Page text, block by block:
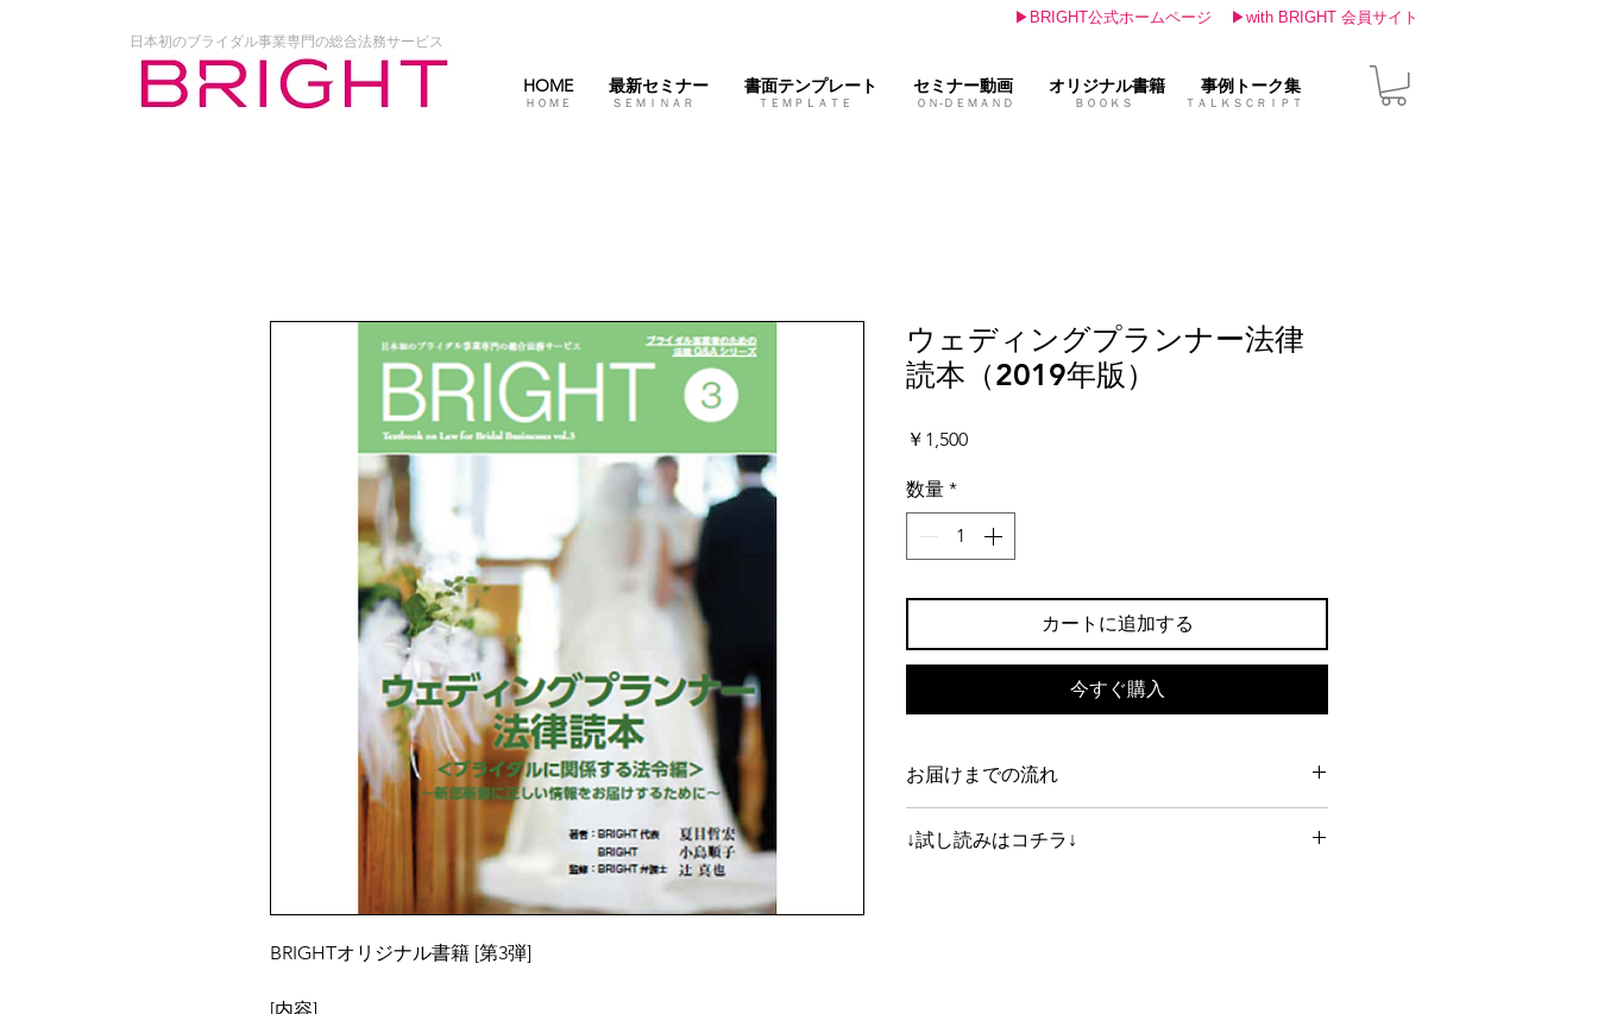
日本初のブライダル事業専門の総合法務サービス
HOME 最新セミナー 書面テンプレート セミナー動画 オリジナル書籍 事例トーク集
▶BRIGHT公式ホームページ ▶with BRIGHT 会員サイト
ＨＯＭＥ ＳＥＭＩＮＡＲ ＴＥＭＰＬＡＴＥ ＯＮ-ＤＥＭＡＮＤ ＢＯＯＫＳ ＴＡＬＫＳＣＲＩＰＴ
BRIGHTオリジナル書籍 [第3弾]
[内容]
ウェディングプランナー法律
読本（2019年版）
￥1,500価
数量 *
カートに追加する
今すぐ購入
お届けまでの流れ
決済確認後、2営業日以内に発送いたします。（送料は
↓試し読みはコチラ↓